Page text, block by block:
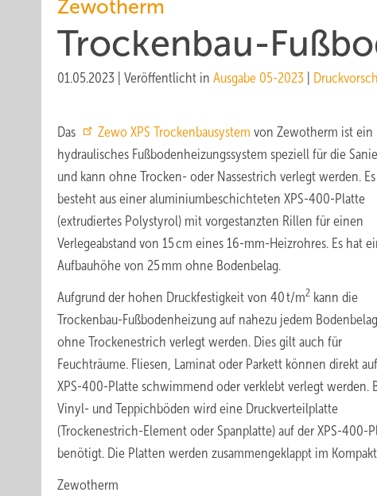
Zewotherm
Trockenbau-
01.05.2023 Veröffentlicht in Ausgabe 05-2023
Das Zewo XPS Trockenbausystem von Zewotherm ist ein
hydraulisches Fußbodenheizungssystem speziell für die
und kann ohne Trocken- oder Nassestrich verlegt werden. Es
besteht aus einer aluminiumbeschichteten XPS-400-Platte
(extrudiertes Polystyrol) mit vorgestanzten Rillen für einen
Verlegeabstand von 15 cm eines 16-mm-Heizrohres. Es hat
Aufbauhöhe von 25 mm ohne Bodenbelag.
Aufgrund der hohen Druckfestigkeit von 40 t/m2 kann die
Trockenbau-Fußbodenheizung auf nahezu jedem Bodenbelag
ohne Trockenestrich verlegt werden. Dies gilt auch für
Feuchträume. Fliesen, Laminat oder Parkett können direkt
XPS-400-Platte schwimmend oder verklebt verlegt werden.
Vinyl- und Teppichböden wird eine Druckverteilplatte
(Trockenestrich-Element oder Spanplatte) auf der XPS-400-
benötigt. Die Platten werden zusammengeklappt im
Zewotherm